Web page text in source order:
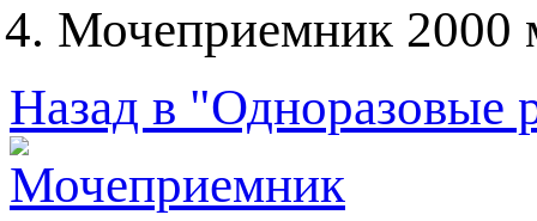
Мочеприемник 2000
Назад в "Одноразовые